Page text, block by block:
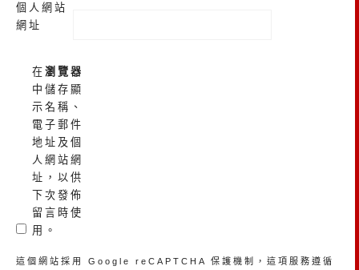
個人網站
網址
在 瀏覽器
中儲存顯
示名稱、
電子郵件
地址及個
人網站網
址，以供
下次發佈
留言時使
用。
這個網站採用 Google reCAPTCHA 保護機制，這項服務遵循